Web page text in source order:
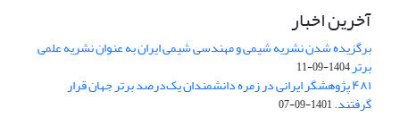
آخرین اخبار
برگزیده شدن نشریه شیمی و مهندسی شیمی ایران به عنوان نشریه علمی
برتر1404-09-11
۴۸۱ پژوهشگر ایرانی در زمره دانشمندان یک‌درصد برتر جهان قرار
گرفتند.1401-09-07